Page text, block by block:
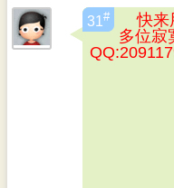
31 #
快来
多位寂